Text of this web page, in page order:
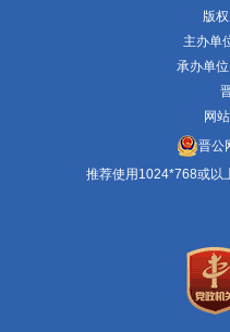
版
主办单
承办单
网
晋公
推荐使用1024*768或以